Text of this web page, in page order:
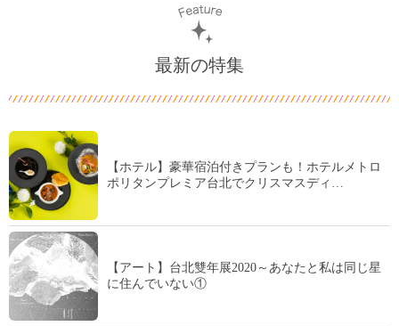
最新の特集
【ホテル】豪華宿泊付きプランも！ホテルメトロ
ポリタンプレミア台北でクリスマスディ…
【アート】台北雙年展2020～あなたと私は同じ星
に住んでいない①